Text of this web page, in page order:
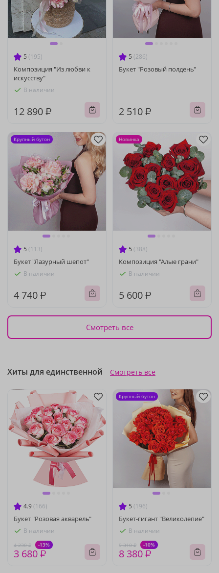
5 (195)
Композиция "Из любви к
искусству"
В наличии
12 890 ₽
5 (286)
Букет "Розовый полдень"
2 510 ₽
5 (113)
Букет "Лазурный шепот"
В наличии
4 740 ₽
Крупный бутон
5 (388)
Композиция "Алые грани"
В наличии
5 600 ₽
Новинка
Смотреть все
Хиты для единственной Смотреть все
4.9 (166)
Букет "Розовая акварель"
В наличии
4 230 ₽ -13%
3 680 ₽
5 (196)
Букет-гигант "Великолепие"
В наличии
9 310 ₽ -10%
8 380 ₽
Крупный бутон